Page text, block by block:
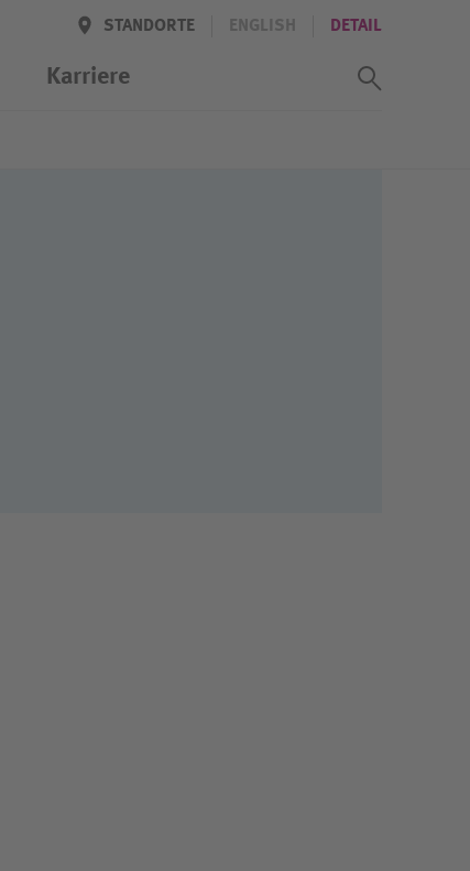
STANDORTE ENGLISH DETAIL
Karriere